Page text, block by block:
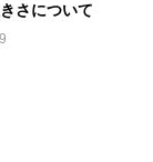
さについて